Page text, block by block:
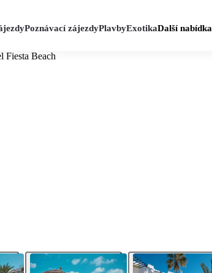
Poznávací zájezdyPlavbyExotikaDalší nabídka
Fiesta Beach